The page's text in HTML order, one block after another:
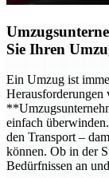
Sie Ihren
Ein Umzug ist
Herausforderungen
einfach
den Transport –
können. Ob in der
Bedürfnissen an